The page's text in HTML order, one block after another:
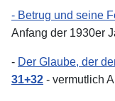
- Betrug und seine
Anfang der 1930er
- Der Glaube, der
31+32 - vermutlich